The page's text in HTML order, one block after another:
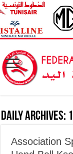
Daily Archives:
Association